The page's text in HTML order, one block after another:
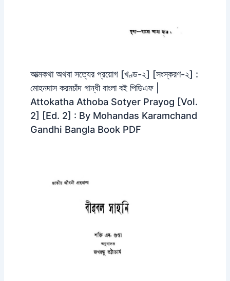
আত্মকথা অথবা সত্যের প্রয়োগ [খণ্ড-২] [সংস্করণ-২] :
মোহনদাস করমচাঁদ গান্ধী বাংলা বই পিডিএফ |
Attokatha Athoba Sotyer Prayog [Vol.
2] [Ed. 2] : By Mohandas Karamchand
Gandhi Bangla Book PDF